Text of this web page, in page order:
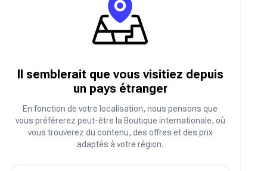
FAQ Col de Blood Strike
Blood Strike est un FPS Battle Royale palpitant
conçu pour les appareils mobiles à espace de
stockage limité et aux configurations basiques.
Plongez dans une expérience Battle Royale à
100 joueurs et personnalisez vos armes à votre
guise !
Il semblerait que vous visitiez depuis
un pays étranger
En fonction de votre localisation, nous pensons que
vous préférerez peut-être la Boutique internationale, où
vous trouverez du contenu, des offres et des prix
adaptés à votre région.